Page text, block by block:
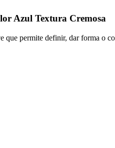
Azul Textura Cremosa
que permite definir, dar forma o